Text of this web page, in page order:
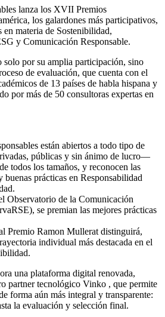
lanza los XVII Premios
los galardones más participativos,
materia de Sostenibilidad,
y Comunicación Responsable.
solo por su amplia participación, sino
de evaluación, que cuenta con el
de 13 países de habla hispana y
por más de 50 consultoras expertas en
están abiertos a todo tipo de
públicas y sin ánimo de lucro—
todos los tamaños, y reconocen las
buenas prácticas en Responsabilidad
Observatorio de la Comunicación
se premian las mejores prácticas
Premio Ramon Mullerat distinguirá,
individual más destacada en el
una plataforma digital renovada,
partner tecnológico Vinko , que permite
forma aún más integral y transparente:
la evaluación y selección final.